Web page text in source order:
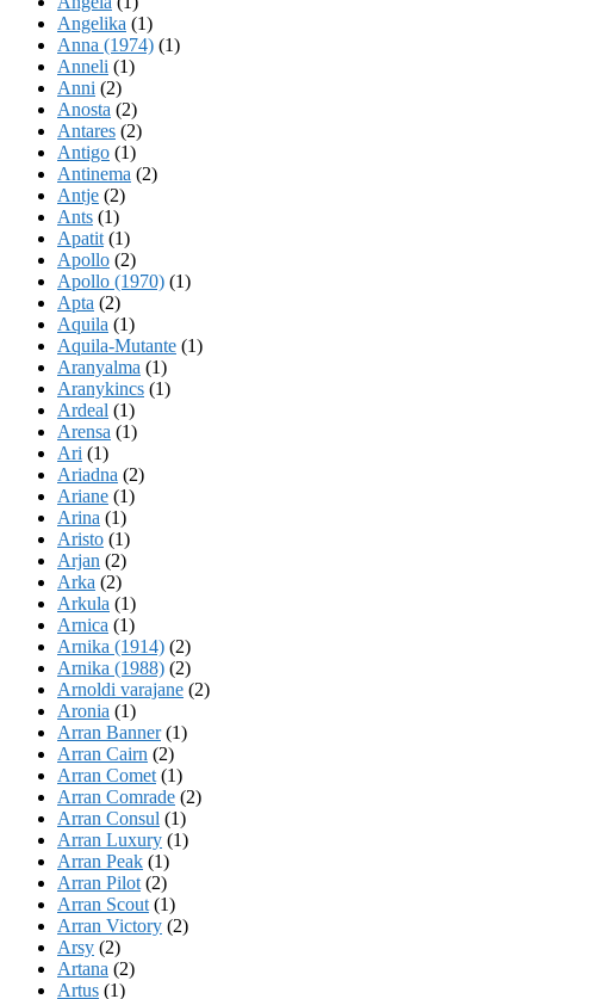
Angelika (1)
Anna (1974) (1)
Anneli (1)
Anni (2)
Anosta (2)
Antares (2)
Antigo (1)
Antinema (2)
Antje (2)
Ants (1)
Apatit (1)
Apollo (2)
Apollo (1970) (1)
Apta (2)
Aquila (1)
Aquila-Mutante (1)
Aranyalma (1)
Aranykincs (1)
Ardeal (1)
Arensa (1)
Ari (1)
Ariadna (2)
Ariane (1)
Arina (1)
Aristo (1)
Arjan (2)
Arka (2)
Arkula (1)
Arnica (1)
Arnika (1914) (2)
Arnika (1988) (2)
Arnoldi varajane (2)
Aronia (1)
Arran Banner(1)
Arran Cairn (2)
Arran Comet (1)
Arran Comrade (2)
Arran Consul (1)
Arran Luxury (1)
Arran Peak (1)
Arran Pilot (2)
Arran Scout (1)
Arran Victory (2)
Arsy (2)
Artana (2)
Artus (1)